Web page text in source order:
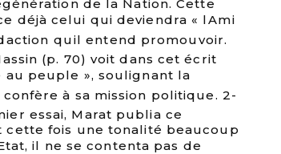
de la Nation. Cette
déjà celui qui deviendra « lAmi
quil entend promouvoir.
(p. 70) voit dans cet écrit
au peuple », soulignant la
à sa mission politique. 2-
essai, Marat publia ce
fois une tonalité beaucoup
il ne se contenta pas de